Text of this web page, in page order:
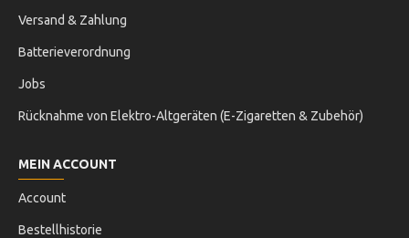
Versand & Zahlung
Batterieverordnung
Jobs
Rücknahme von Elektro-Altgeräten (E-Zigaretten & Zubehör)
MEIN ACCOUNT
Account
Bestellhistorie